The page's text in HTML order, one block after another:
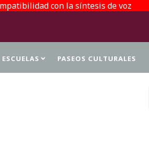
con la síntesis de voz
ESCUELAS PASEOS CULTURALES